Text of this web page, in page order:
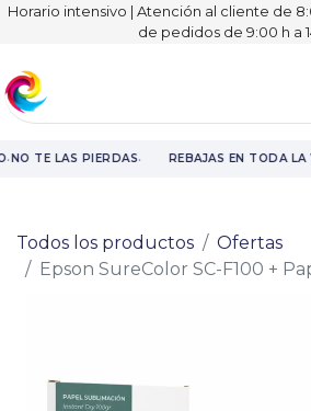
Horario intensivo | Atención al cliente de
de pedidos de 9:00 h a
·NO TE LAS PIERDAS· REBAJAS EN TODA LA
Todos los productos
Ofertas
Epson SureColor SC-F100 +